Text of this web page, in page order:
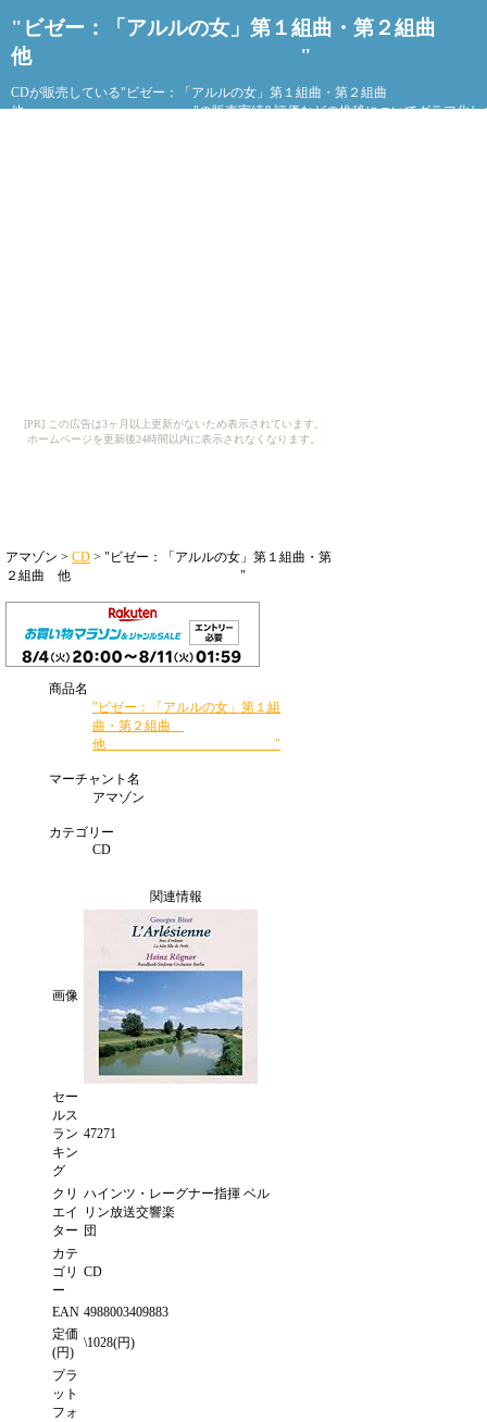
[PR] この広告は3ヶ月以上更新がないため表示されています。
ホームページを更新後24時間以内に表示されなくなります。
"ビゼー：「アルルの女」第１組曲・第２組曲
他 "
CDが販売している"ビゼー：「アルルの女」第１組曲・第２組曲
他 "の販売実績&評価などの推移についてグラフ化しま
アマゾン > CD > "ビゼー：「アルルの女」第１組曲・第
２組曲 他 "
商品名
"ビゼー：「アルルの女」第１組
曲・第２組曲
他 "
マーチャント名
アマゾン
カテゴリー
CD
関連情報
画像
セー
ルス
ラン
キン
グ
47271
クリ
エイ
ター
ハインツ・レーグナー指揮 ベル
リン放送交響楽
団
カテ
ゴリ
ー
CD
EAN 4988003409883
定価
(円)
\1028(円)
プラ
ット
フォ